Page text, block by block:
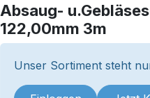
Absaug-
122,00mm 3m
Unser Sortiment steht